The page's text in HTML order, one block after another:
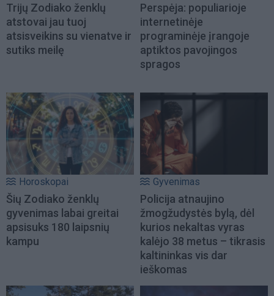
Trijų Zodiako ženklų
atstovai jau tuoj
atsisveikins su vienatve ir
sutiks meilę
Perspėja: populiarioje
internetinėje
programinėje įrangoje
aptiktos pavojingos
spragos
Horoskopai
Šių Zodiako ženklų
gyvenimas labai greitai
apsisuks 180 laipsnių
kampu
Gyvenimas
Policija atnaujino
žmogžudystės bylą, dėl
kurios nekaltas vyras
kalėjo 38 metus – tikrasis
kaltininkas vis dar
ieškomas